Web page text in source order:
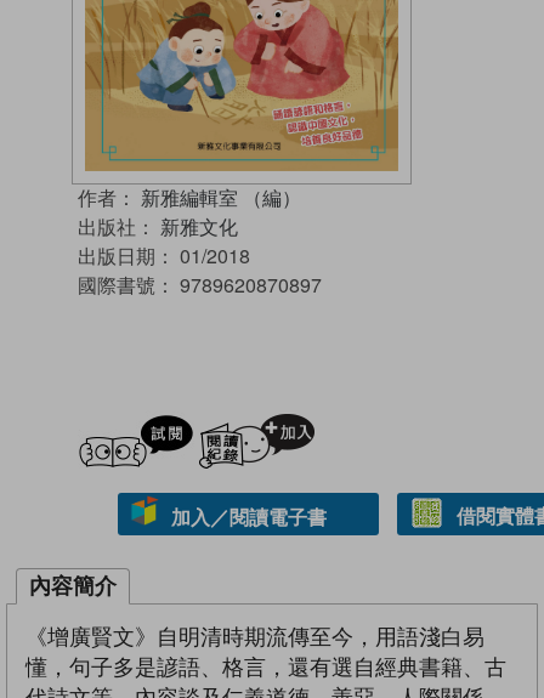
作者： 新雅編輯室 （編）
出版社： 新雅文化
出版日期： 01/2018
國際書號： 9789620870897
試閲
加入／閱讀電子書 借閱實體
內容簡介
《增廣賢文》自明清時期流傳至今，用語淺白易
懂，句子多是諺語、格言，還有選自經典書籍、古